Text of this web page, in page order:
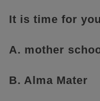
It is time for
A. mother
B. Alma Mater